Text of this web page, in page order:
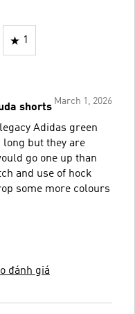
1
March 1, 2026
shorts
Adidas green
long but they are
go one up than
and use of hock
some more colours
đánh giá